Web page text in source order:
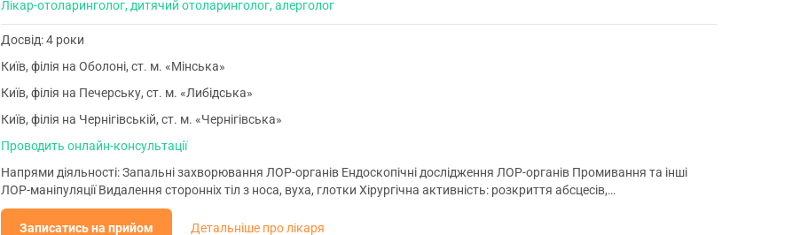
Лікар-отоларинголог, дитячий отоларинголог, алерголог
Досвід: 4 роки
Київ, філія на Оболоні, ст. м. «Мінська»
Київ, філія на Печерську, ст. м. «Либідська»
Київ, філія на Чернігівській, ст. м. «Чернігівська»
Проводить онлайн-консультації
Напрями діяльності: Запальні захворювання ЛОР-органів Ендоскопічні дослідження ЛОР-органів Промивання та інші
ЛОР-маніпуляції Видалення сторонніх тіл з носа, вуха, глотки Хірургічна активність: розкриття абсцесів,…
Записатись на прийом Детальніше про лікаря